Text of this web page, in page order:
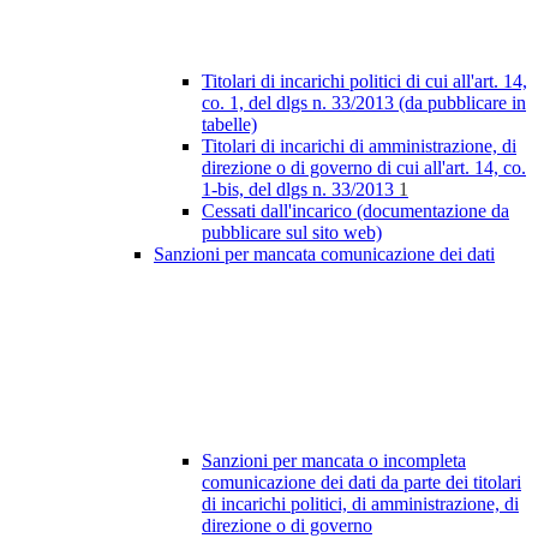
Titolari di incarichi politici di cui all'art. 14,
co. 1, del dlgs n. 33/2013 (da pubblicare in
tabelle)
Titolari di incarichi di amministrazione, di
direzione o di governo di cui all'art. 14, co.
1-bis, del dlgs n. 33/2013 1
Cessati dall'incarico (documentazione da
pubblicare sul sito web)
Sanzioni per mancata comunicazione dei dati
Sanzioni per mancata o incompleta
comunicazione dei dati da parte dei titolari
di incarichi politici, di amministrazione, di
direzione o di governo